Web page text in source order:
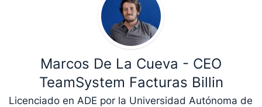
Marcos De La Cueva - CEO
TeamSystem Facturas Billin
Licenciado en ADE por la Universidad Autónoma de